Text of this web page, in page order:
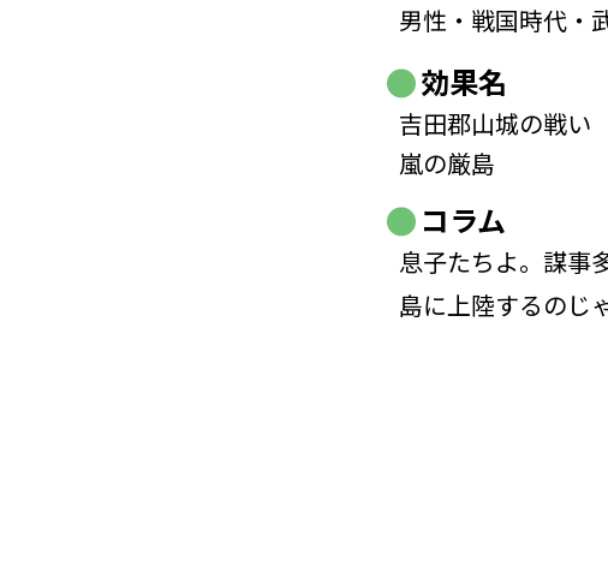
男性・戦国時代・
効果名
吉田郡山城の戦い
嵐の厳島
コラム
息子たちよ。謀事
島に上陸するのじ